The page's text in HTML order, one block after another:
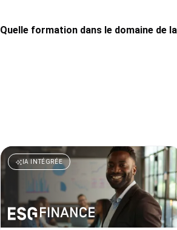
Quelle formation dans le domaine de
IA INTÉGRÉE